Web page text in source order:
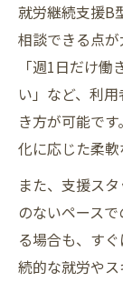
就労継続支援B
相談できる点
「週1日だけ
い」など、利
き方が可能で
化に応じた柔軟
また、支援ス
のないペース
る場合も、す
続的な就労や